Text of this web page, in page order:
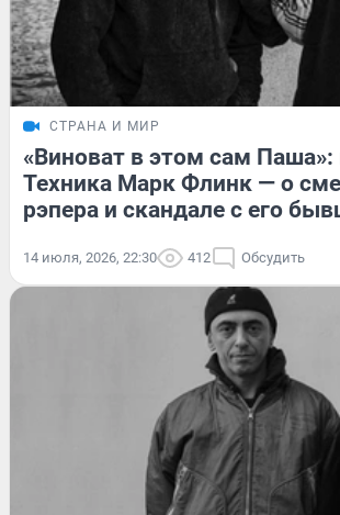
СТРАНА И МИР
«Виноват в этом сам
Техника Марк Флинк — о
рэпера и скандале с его
14 июля, 2026, 22:30 412 Обсудить